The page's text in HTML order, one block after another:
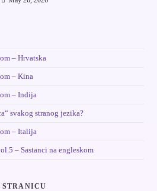
– Hrvatska
– Kina
– Indija
svakog stranog jezika?
– Italija
– Sastanci na engleskom